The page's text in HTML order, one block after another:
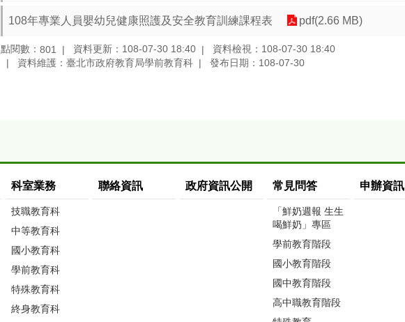
108年專業人員嬰幼兒健康照護及安全教育訓練課程表 pdf(2.66 MB)
點閱數： 801 資料更新：108-07-30 18:40
資料檢視：108-07-30 18:40
資料維護：臺北市政府教育局學前教育科
發布日期：108-07-30
科室業務
技職教育科
中等教育科
國小教育科
學前教育科
特殊教育科
終身教育科
聯絡資訊 政府資訊公開 常見問答
「鮮奶週報 生生
喝鮮奶」專區
學前教育階段
國小教育階段
國中教育階段
高中職教育階段
申辦資訊